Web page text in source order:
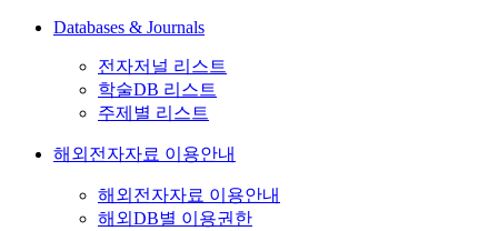
Databases & Journals
전자저널 리스트
학술DB 리스트
주제별 리스트
해외전자자료 이용안내
해외전자자료 이용안내
해외DB별 이용권한